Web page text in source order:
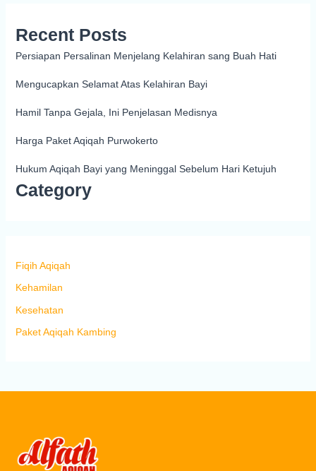
Recent Posts
Persiapan Persalinan Menjelang Kelahiran sang Buah Hati
Mengucapkan Selamat Atas Kelahiran Bayi
Hamil Tanpa Gejala, Ini Penjelasan Medisnya
Harga Paket Aqiqah Purwokerto
Hukum Aqiqah Bayi yang Meninggal Sebelum Hari Ketujuh
Category
Fiqih Aqiqah
Kehamilan
Kesehatan
Paket Aqiqah Kambing